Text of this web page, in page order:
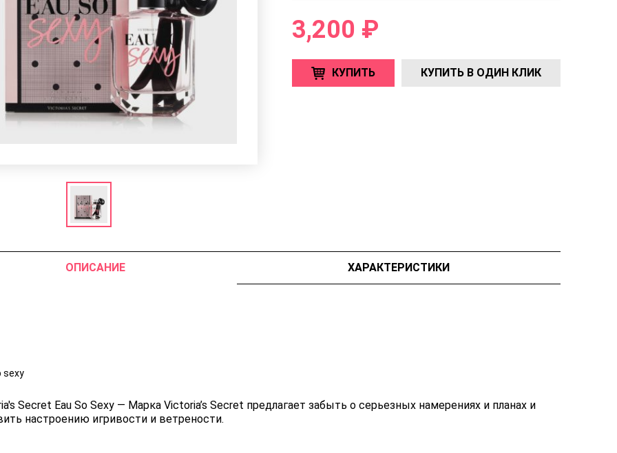
3,200 ₽
КУПИТЬ КУПИТЬ В ОДИН КЛИК
ОПИСАНИЕ ХАРАКТЕРИСТИКИ
sexy
Secret Eau So Sexy — Марка Victoria’s Secret предлагает забыть о серьезных намерениях и планах и
настроению игривости и ветрености.